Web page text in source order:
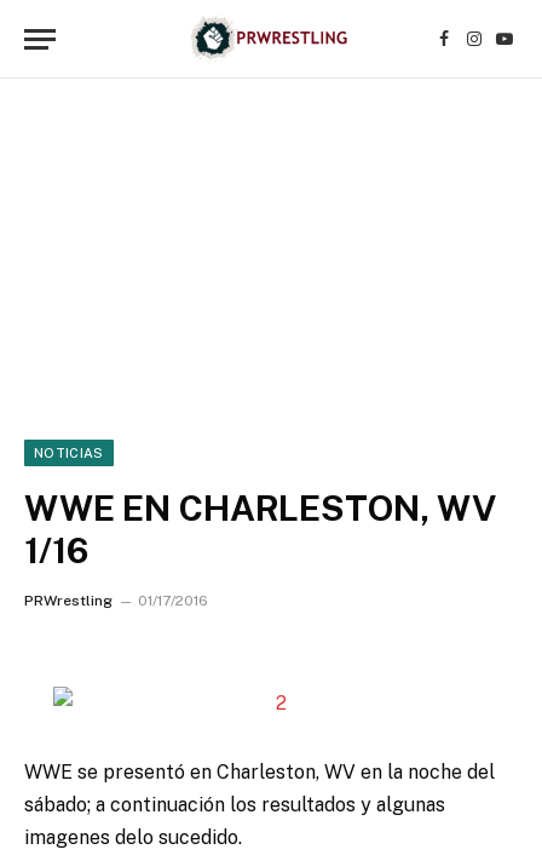
Facebook
NOTICIAS
WWE EN CHARLESTON, WV
1/16
PRWrestling 01/17/2016
WWE se presentó en Charleston, WV en la noche del
sábado; a continuación los resultados y algunas
imagenes delo sucedido.